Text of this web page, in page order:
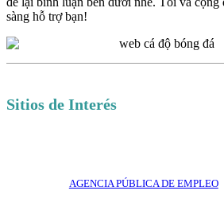
sàng hỗ trợ bạn!
Sitios de Interés
AGENCIA PÚBLICA DE EMPLEO